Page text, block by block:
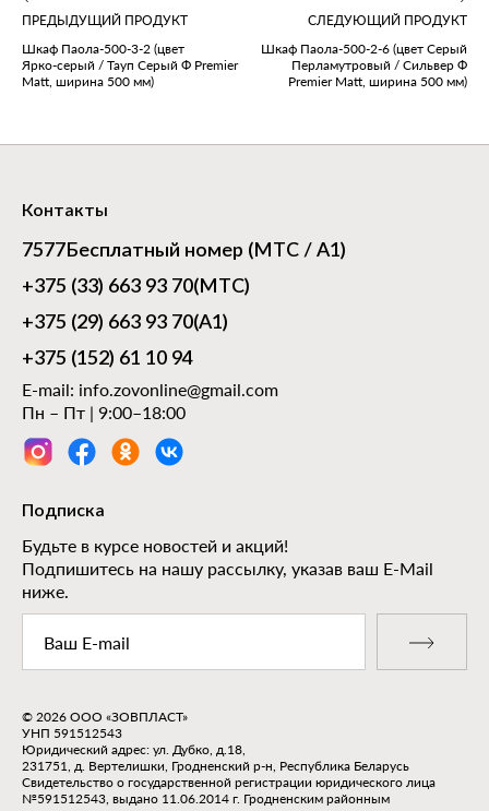
ПРЕДЫДУЩИЙ ПРОДУКТ
Шкаф Паола‑500‑3‑2 (цвет
Ярко‑серый / Тауп Серый Ф Premier
Matt, ширина 500 мм)
СЛЕДУЮЩИЙ ПРОДУКТ
Шкаф Паола‑500‑2‑6 (цвет Серый
Перламутровый / Сильвер Ф
Premier Matt, ширина 500 мм)
Контакты
7577 Бесплатный номер (МТС / А1)
+375 (33) 663 93 70(МТС)
+375 (29) 663 93 70(А1)
+375 (152) 61 10 94
E-mail: info.zovonline@gmail.com
Пн – Пт | 9:00–18:00
Подписка
Будьте в курсе новостей и акций!
Подпишитесь на нашу рассылку, указав ваш E-Mail
ниже.
© 2026 ООО «ЗОВПЛАСТ»
УНП 591512543
Юридический адрес: ул. Дубко, д.18,
231751, д. Вертелишки, Гродненский р-н, Республика Беларусь
Свидетельство о государственной регистрации юридического лица
№591512543, выдано 11.06.2014 г. Гродненским районным